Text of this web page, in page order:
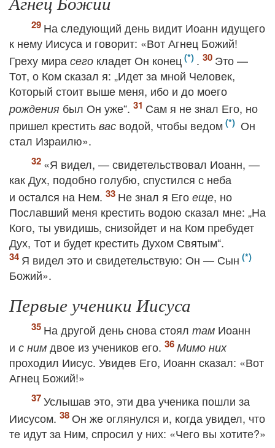
На следующий день видит Иоанн идущего
к нему Иисуса и говорит: «Вот Агнец Божий!
Греху мира сего кладет Он конец .
Это —
Тот, о Ком сказал я: „Идет за мной Человек,
Который стоит выше меня, ибо и до моего
рождения был Он уже“.
Сам я не знал Его, но
пришел крестить вас водой, чтобы ведом
Он
стал Израилю».
«Я видел, — свидетельствовал Иоанн, —
как Дух, подобно голубю, спустился с неба
и остался на Нем.
Не знал я Его еще, но
Пославший меня крестить водою сказал мне: „На
Кого, ты увидишь, снизойдет и на Ком пребудет
Дух, Тот и будет крестить Духом Святым“.
Я видел это и свидетельствую: Он — Сын
Божий».
Первые ученики Иисуса
На другой день снова стоял там Иоанн
и с ним двое из учеников его. Мимо них
проходил Иисус. Увидев Его, Иоанн сказал: «Вот
Агнец Божий!»
Услышав это, эти два ученика пошли за
Иисусом.
Он же оглянулся и, когда увидел, что
те идут за Ним, спросил у них: «Чего вы хотите?»